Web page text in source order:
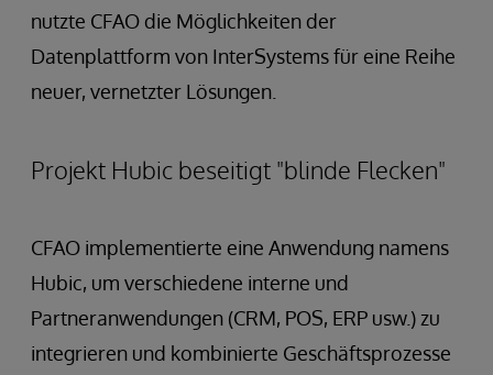
nutzte CFAO die Möglichkeiten der
Datenplattform von InterSystems für eine Reihe
neuer, vernetzter Lösungen.
Projekt Hubic beseitigt "blinde Flecken"
CFAO implementierte eine Anwendung namens
Hubic, um verschiedene interne und
Partneranwendungen (CRM, POS, ERP usw.) zu
integrieren und kombinierte Geschäftsprozesse